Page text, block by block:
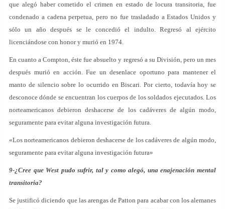
que alegó haber cometido el crimen en estado de locura transitoria, fue
condenado a cadena perpetua, pero no fue trasladado a Estados Unidos y
sólo un año después se le concedió el indulto. Regresó al ejército
licenciándose con honor y murió en 1974.
En cuanto a Compton, éste fue absuelto y regresó a su División, pero un mes
después murió en acción. Fue un desenlace oportuno para mantener el
manto de silencio sobre lo ocurrido en Biscari. Por cierto, todavía hoy se
desconoce dónde se encuentran los cuerpos de los soldados ejecutados. Los
norteamericanos debieron deshacerse de los cadáveres de algún modo,
seguramente para evitar alguna investigación futura.
«Los norteamericanos debieron deshacerse de los cadáveres de algún modo,
seguramente para evitar alguna investigación futura»
9-¿Cree que West pudo sufrir, tal y como alegó, una enajenación mental
transitoria?
Se justificó diciendo que las arengas de Patton para acabar con los alemanes